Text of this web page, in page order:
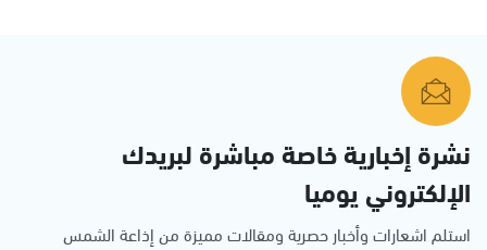
نشرة إخبارية خاصة مباشرة لبريدك
الإلكتروني يوميا
استلم اشعارات وأخبار حصرية ومقالات مميزة من إذاعة الشمس